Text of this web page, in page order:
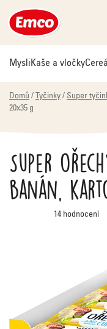
na
obsah
MysliKaše a vločky
Domů / Tyčinky / Super
20x35 g
Super
banán,
Průměrné
hodnocení
14 hodnocení